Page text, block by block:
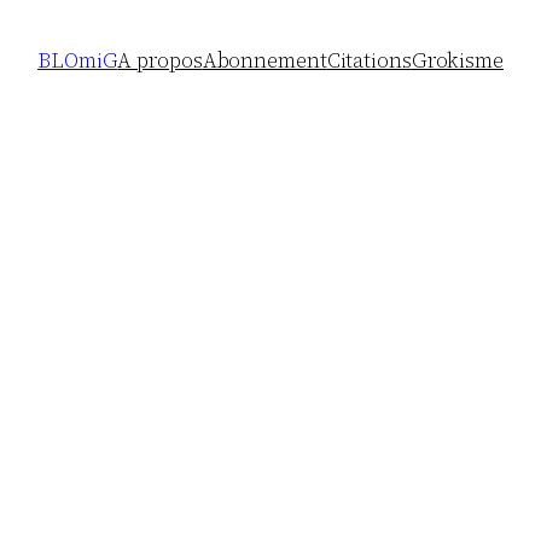
BLOmiGA proposAbonnementCitationsGrokisme